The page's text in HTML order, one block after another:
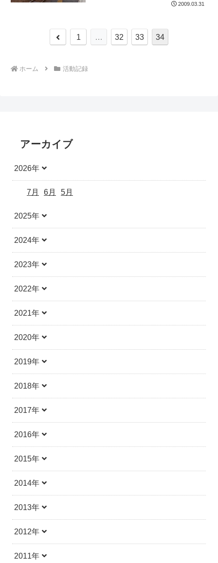
2009.03.31
前
1 … 32 33 34
ホーム 活動記録
アーカイブ
2026年
7月 6月 5月
2025年
2024年
2023年
2022年
2021年
2020年
2019年
2018年
2017年
2016年
2015年
2014年
2013年
2012年
2011年